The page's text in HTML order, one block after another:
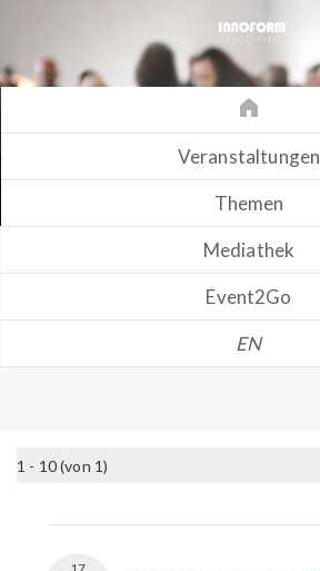
Veranstaltungen
Themen
Mediathek
Event2Go
EN
1 - 10 (von 1)